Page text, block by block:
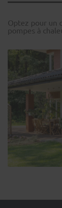
Optez pour un
pompes à